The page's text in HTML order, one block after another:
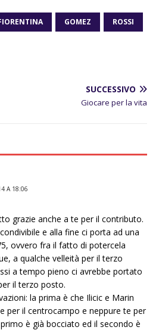
GOMEZ ROSSI
SUCCESSIVO
Giocare per la vita
A 18:06
grazie anche a te per il contributo.
e alla fine ci porta ad una
ovvero fra il fatto di potercela
a qualche velleità per il terzo
a tempo pieno ci avrebbe portato
il terzo posto.
la prima è che Ilicic e Marin
per il centrocampo e neppure te per
è già bocciato ed il secondo è